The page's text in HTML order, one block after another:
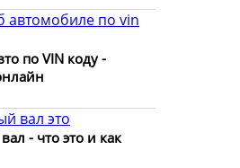
по VIN коду -
- что это и как